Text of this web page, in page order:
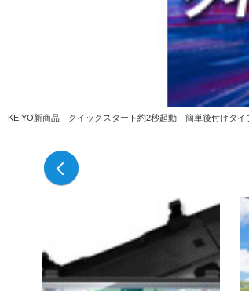
KEIYO新商品 クイックスタート約2秒起動 簡単後付けタイ